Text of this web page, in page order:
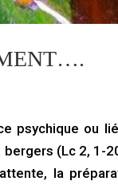
psychique ou
(Lc 2,
la